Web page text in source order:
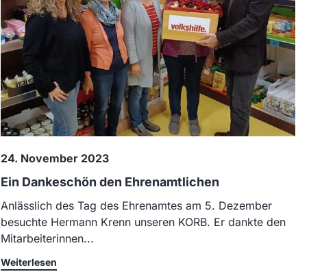
24. November 2023
Ein Dankeschön den Ehrenamtlichen
Anlässlich des Tag des Ehrenamtes am 5. Dezember
besuchte Hermann Krenn unseren KORB. Er dankte den
Mitarbeiterinnen...
Weiterlesen